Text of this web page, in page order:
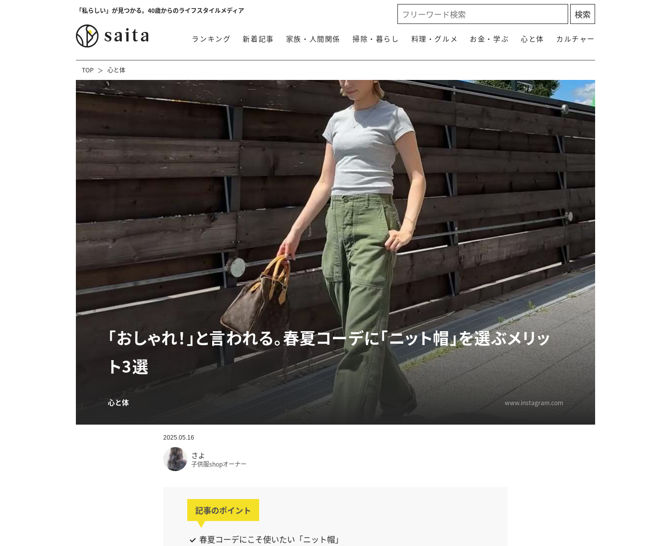
「私らしい」が見つかる。40歳からのライフスタイルメディア
ランキング 新着記事 家族・人間関係 掃除・暮らし 料理・グルメ お金・学ぶ 心と体 カルチャー
TOP 心と体
「おしゃれ！」と言われる。春夏コーデに「ニット帽」を選ぶメリッ
ト3選
心と体 www.instagram.com
2025.05.16
さよ
子供服shopオーナー
記事のポイント
春夏コーデにこそ使いたい「ニット帽」